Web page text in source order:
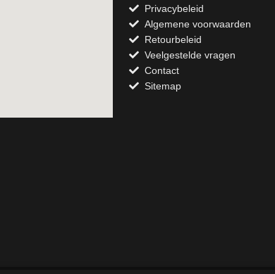
Privacybeleid
Algemene voorwaarden
Retourbeleid
Veelgestelde vragen
Contact
Sitemap